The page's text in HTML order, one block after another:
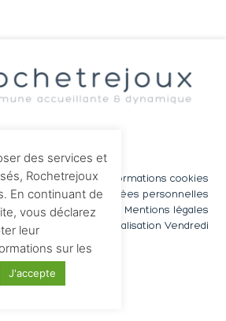
Informations cookies
Données personnelles
Mentions légales
Réalisation Vendredi
des services et
Rochetrejoux
En continuant de
vous déclarez
leur
sur les
J'accepte